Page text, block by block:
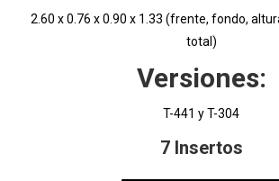
2.60 x 0.76 x 0.90 x 1.33 (frente, fondo,
total)
Versiones:
T-441 y T-304
7 Insertos